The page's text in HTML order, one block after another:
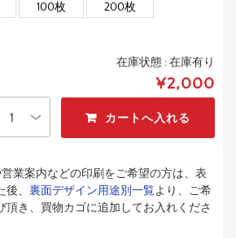
100枚
200枚
在庫状態 :在庫有り
¥2,000
業案内などの印刷をご希望の方は、表
、 裏面デザイン用途別一覧より、ご希
頂き、買物カゴに追加してお入れくださ